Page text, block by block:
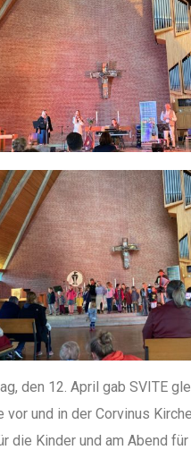
den 12. April gab SVITE
vor und in der Corvinus
die Kinder und am Abend